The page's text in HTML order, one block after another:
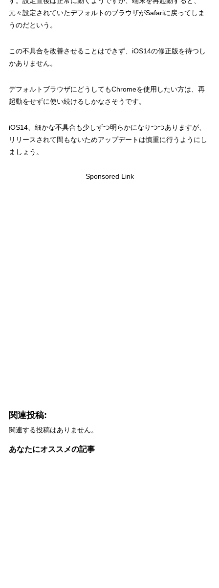
元々設定されていたデフォルトのブラウザがSafariに戻ってしま
うのだという。
この不具合を改善させることはできず、iOS14の修正版を待つし
かありません。
デフォルトブラウザにどうしてもChromeを使用したい方は、再
起動をせずに使い続けるしかなさそうです。
iOS14、細かな不具合も少しずつ明らかになりつつありますが、
リリースされて間もないためアップデートは慎重に行うようにし
ましょう。
Sponsored Link
関連投稿:
関連する投稿はありません。
あなたにオススメの記事